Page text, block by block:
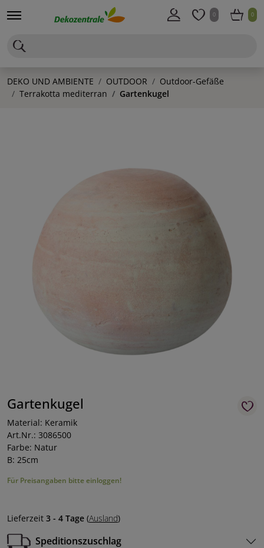
0 0
DEKO UND AMBIENTE OUTDOOR
Outdoor-Gefäße
Terrakotta mediterran
Gartenkugel
Gartenkugel
Material: Keramik
Art.Nr.: 3086500
Farbe: Natur
B: 25cm
Für Preisangaben bitte einloggen!
Lieferzeit 3 - 4 Tage (Ausland)
Speditionszuschlag